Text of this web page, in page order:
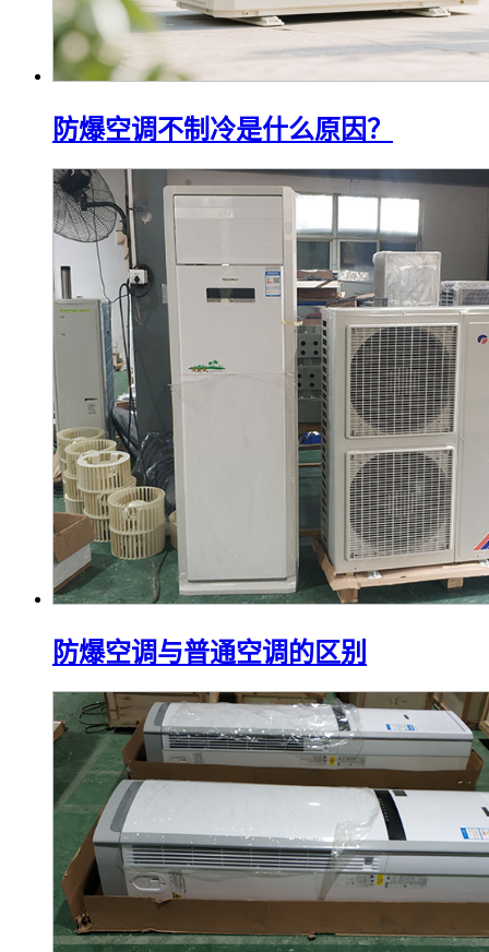
防爆空调不制冷是什么原因？
防爆空调与普通空调的区别